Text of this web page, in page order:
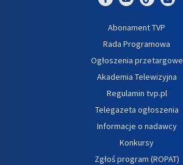
Abonament TVP
Rada Programowa
Ogłoszenia przetargowe
Akademia Telewizyjna
Regulamin tvp.pl
Telegazeta ogłoszenia
Informacje o nadawcy
Konkursy
Zgłoś program (ROPAT)